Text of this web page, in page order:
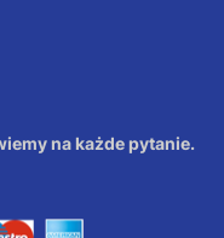
na każde pytanie.